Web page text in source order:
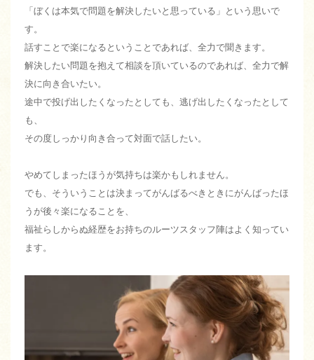
「ぼくは本気で問題を解決したいと思っている」という思いで
す。
話すことで楽になるということであれば、全力で聞きます。
解決したい問題を抱えて相談を頂いているのであれば、全力で解
決に向き合いたい。
途中で投げ出したくなったとしても、逃げ出したくなったとして
も、
その度しっかり向き合って対面で話したい。
やめてしまったほうが気持ちは楽かもしれません。
でも、そういうことは決まってがんばるべきときにがんばったほ
うが後々楽になることを、
福祉らしからぬ経歴をお持ちのルーツスタッフ陣はよく知ってい
ます。